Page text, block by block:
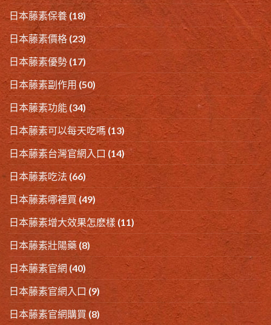
日本藤素保養(18)
日本藤素價格(23)
日本藤素優勢 (17)
日本藤素副作用 (50)
日本藤素功能 (34)
日本藤素可以每天吃嗎(13)
日本藤素台灣官網入口(14)
日本藤素吃法 (66)
日本藤素哪裡買(49)
日本藤素增大效果怎麽樣(11)
日本藤素壯陽藥 (8)
日本藤素官網 (40)
日本藤素官網入口(9)
日本藤素官網購買 (8)